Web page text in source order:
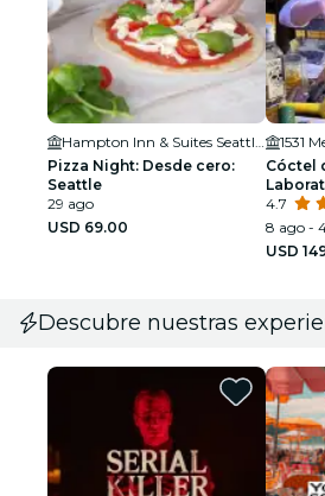
Pizza Night: Desde cero:
Seattle
29 ago
USD 69.00
1531
Cóctel
4.7
8 ago -
USD
Descubre nuestras